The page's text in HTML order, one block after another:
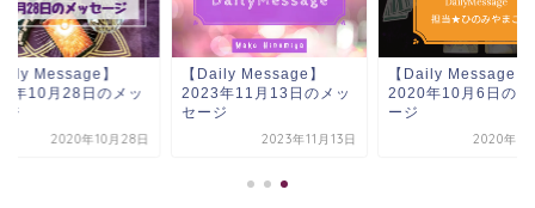
Message】
年10月28日のメッ
ジ
2020年10月28日
【Daily Message】
2023年11月13日のメッ
セージ
2023年11月13日
【Daily Message】
2020年10月6日のメ
ージ
2020年10